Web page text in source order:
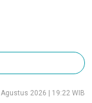
2026 | 19:22 WIB